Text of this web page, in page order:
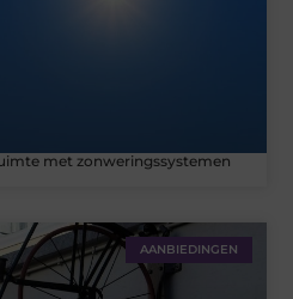
met zonweringssystemen
AANBIEDINGEN